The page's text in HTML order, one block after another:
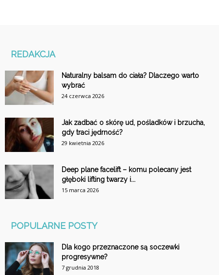
REDAKCJA
Naturalny balsam do ciała? Dlaczego warto
wybrać
24 czerwca 2026
Jak zadbać o skórę ud, pośladków i brzucha,
gdy traci jędrność?
29 kwietnia 2026
Deep plane facelift – komu polecany jest
głęboki lifting twarzy i...
15 marca 2026
POPULARNE POSTY
Dla kogo przeznaczone są soczewki
progresywne?
7 grudnia 2018